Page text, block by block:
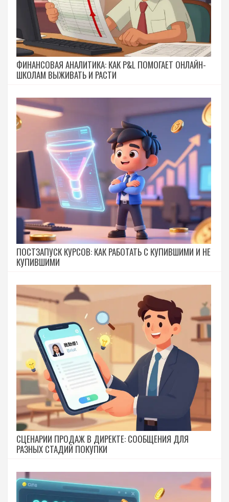
ФИНАНСОВАЯ АНАЛИТИКА: КАК P&L ПОМОГАЕТ ОНЛАЙН-
ШКОЛАМ ВЫЖИВАТЬ И РАСТИ
ПОСТЗАПУСК КУРСОВ: КАК РАБОТАТЬ С КУПИВШИМИ И НЕ
КУПИВШИМИ
СЦЕНАРИИ ПРОДАЖ В ДИРЕКТЕ: СООБЩЕНИЯ ДЛЯ
РАЗНЫХ СТАДИЙ ПОКУПКИ